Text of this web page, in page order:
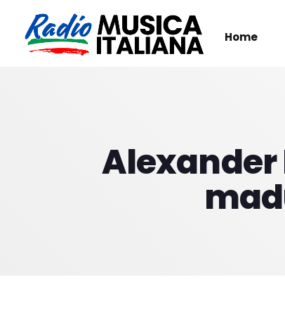
Home
Alexander